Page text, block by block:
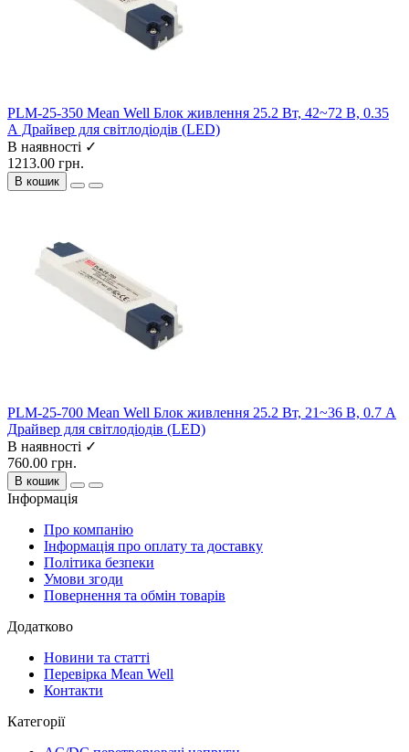
PLM-25-350 Mean Well Блок живлення 25.2 Вт, 42~72 В, 0.35
А Драйвер для світлодіодів (LED)
В наявності ✓
1213.00 грн.
В кошик
PLM-25-700 Mean Well Блок живлення 25.2 Вт, 21~36 В, 0.7 А
Драйвер для світлодіодів (LED)
В наявності ✓
760.00 грн.
В кошик
Інформація
Про компанію
Інформація про оплату та доставку
Політика безпеки
Умови згоди
Повернення та обмін товарів
Додатково
Новини та статті
Перевірка Mean Well
Контакти
Категорії